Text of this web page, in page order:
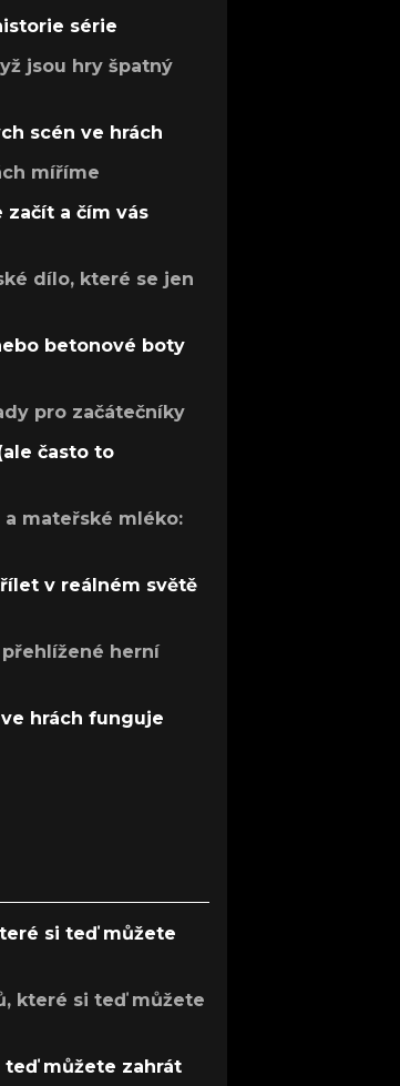
série
jsou hry špatný
scén ve hrách
míříme
začít a čím vás
dílo, které se jen
betonové boty
pro začátečníky
často to
mateřské mléko:
v reálném světě
herní
hrách funguje
si teď můžete
které si teď můžete
teď můžete zahrát